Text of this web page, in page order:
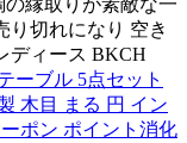
縁取りが素敵な一
り切れになり 空き
ディース BKCH
ーブル 5点セット
木目 まる 円 イン
ポン ポイント消化